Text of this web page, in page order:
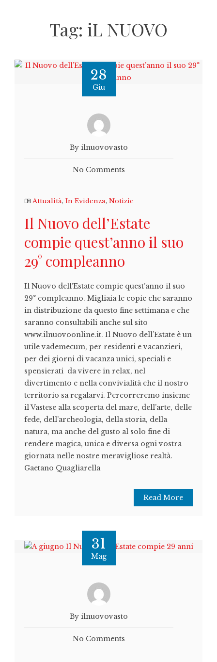
Tag: iL NUOVO
28
Giu
By ilnuovovasto
No Comments
Attualità, In Evidenza, Notizie
Il Nuovo dell’Estate
compie quest’anno il suo
29° compleanno
Il Nuovo dell’Estate compie quest’anno il suo
29° compleanno. Migliaia le copie che saranno
in distribuzione da questo fine settimana e che
saranno consultabili anche sul sito
www.ilnuovoonline.it. Il Nuovo dell’Estate è un
utile vademecum, per residenti e vacanzieri,
per dei giorni di vacanza unici, speciali e
spensierati da vivere in relax, nel
divertimento e nella convivialità che il nostro
territorio sa regalarvi. Percorreremo insieme
il Vastese alla scoperta del mare, dell’arte, delle
fede, dell’archeologia, della storia, della
natura, ma anche del gusto al solo fine di
rendere magica, unica e diversa ogni vostra
giornata nelle nostre meravigliose realtà.
Gaetano Quagliarella
Read More
31
Mag
By ilnuovovasto
No Comments